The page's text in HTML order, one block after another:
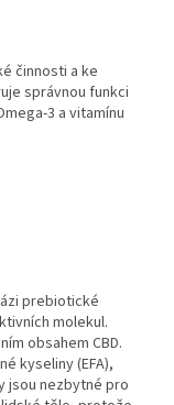
činnosti a ke
správnou funkci
3 a vitamínu
prebiotické
molekul.
obsahem CBD.
kyseliny (EFA),
jsou nezbytné pro